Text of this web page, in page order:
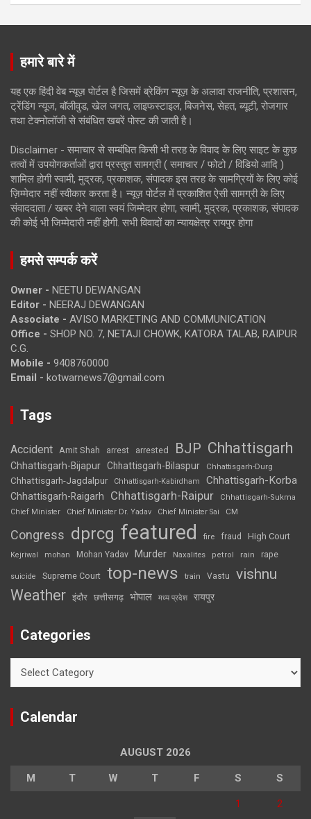
हमारे बारे में
यह एक हिंदी वेब न्यूज़ पोर्टल है जिसमें ब्रेकिंग न्यूज़ के अलावा राजनीति, प्रशासन,
ट्रेंडिंग न्यूज, बॉलीवुड, खेल जगत, लाइफस्टाइल, बिजनेस, सेहत, ब्यूटी, रोजगार
तथा टेक्नोलॉजी से संबंधित खबरें पोस्ट की जाती है।
Disclaimer - समाचार से सम्बंधित किसी भी तरह के विवाद के लिए साइट के कुछ
तत्वों में उपयोगकर्ताओं द्वारा प्रस्तुत सामग्री ( समाचार / फोटो / विडियो आदि )
शामिल होगी स्वामी, मुद्रक, प्रकाशक, संपादक इस तरह के सामग्रियों के लिए कोई
ज़िम्मेदार नहीं स्वीकार करता है। न्यूज़ पोर्टल में प्रकाशित ऐसी सामग्री के लिए
संवाददाता / खबर देने वाला स्वयं जिम्मेदार होगा, स्वामी, मुद्रक, प्रकाशक, संपादक
की कोई भी जिम्मेदारी नहीं होगी. सभी विवादों का न्यायक्षेत्र रायपुर होगा
हमसे सम्पर्क करें
Owner - NEETU DEWANGAN
Editor - NEERAJ DEWANGAN
Associate - AVISO MARKETING AND COMMUNICATION
Office - SHOP NO. 7, NETAJI CHOWK, KATORA TALAB, RAIPUR
C.G.
Mobile - 9408760000
Email - kotwarnews7@gmail.com
Tags
Accident Amit Shah arrest arrested BJP Chhattisgarh
Chhattisgarh-Bijapur Chhattisgarh-Bilaspur Chhattisgarh-Durg
Chhattisgarh-Jagdalpur Chhattisgarh-Kabirdham Chhattisgarh-Korba
Chhattisgarh-Raigarh Chhattisgarh-Raipur
Chhattisgarh-Sukma
Chief Minister
Chief Minister Dr. Yadav Chief Minister Sai CM
Congress dprcg featured fire fraud High Court
Kejriwal mohan Mohan Yadav Murder Naxalites petrol rain rape
suicide Supreme Court top-news train Vastu vishnu
Weather इंदौर छत्तीसगढ़ भोपाल मध्य प्रदेश रायपुर
Categories
Calendar
AUGUST 2026
M T W T F S S
1 2